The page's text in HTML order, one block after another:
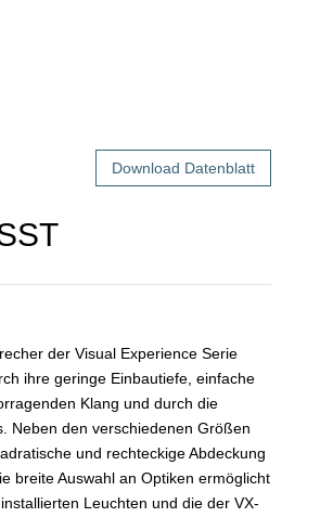
Download Datenblatt
der Visual Experience Serie
ihre geringe Einbautiefe, einfache
Klang und durch die
Neben den verschiedenen Größen
und rechteckige Abdeckung
breite Auswahl an Optiken ermöglicht
Leuchten und die der VX-